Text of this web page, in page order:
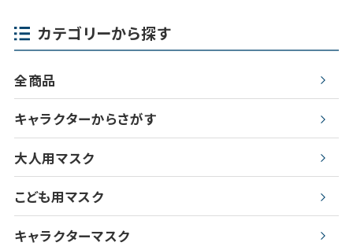
カテゴリーから探す
全商品
キャラクターからさがす
大人用マスク
こども用マスク
キャラクターマスク